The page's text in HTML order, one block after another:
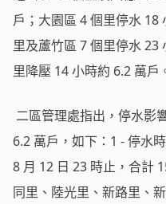
戶；大園區 4 個里停水 18
里及蘆竹區 7 個里停水 23
里降壓 14 小時約 6.2 萬戶
二區管理處指出，停水影
6.2 萬戶，如下：1 - 停水
8 月 12 日 23 時止，合計
同里、陸光里、新路里、